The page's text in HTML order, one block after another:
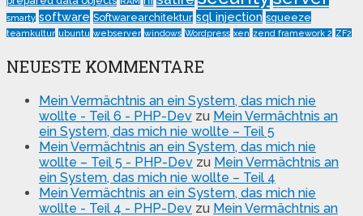
smarty software Softwarearchitektur sql injection squeeze
teamkultur ubuntu webserver windows Wordpress xen zend framework 2 ZF2
NEUESTE KOMMENTARE
Mein Vermächtnis an ein System, das mich nie
wollte - Teil 6 - PHP-Dev zu Mein Vermächtnis an
ein System, das mich nie wollte – Teil 5
Mein Vermächtnis an ein System, das mich nie
wollte – Teil 5 - PHP-Dev zu Mein Vermächtnis an
ein System, das mich nie wollte – Teil 4
Mein Vermächtnis an ein System, das mich nie
wollte - Teil 4 - PHP-Dev zu Mein Vermächtnis an